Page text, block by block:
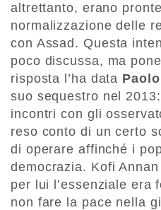
altrettanto, erano
normalizzazione delle
con Assad. Questa
poco discussa, ma
risposta l’ha data
suo sequestro nel
incontri con gli
reso conto di un certo
di operare affinché i
democrazia. Kofi
per lui l’essenziale era
non fare la pace nella